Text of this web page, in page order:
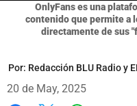
OnlyFans es una
contenido que permite a
directamente de sus
Por: Redacción BLU Radio y
20 de May, 2025